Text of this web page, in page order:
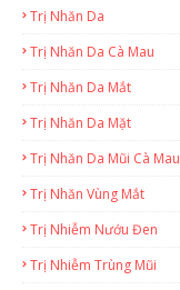
Trị Nhăn Da
Trị Nhăn Da Cà Mau
Trị Nhăn Da Mắt
Trị Nhăn Da Mặt
Trị Nhăn Da Mũi Cà Mau
Trị Nhăn Vùng Mắt
Trị Nhiễm Nướu Đen
Trị Nhiễm Trùng Mũi